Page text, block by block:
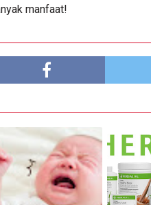
manfaat!